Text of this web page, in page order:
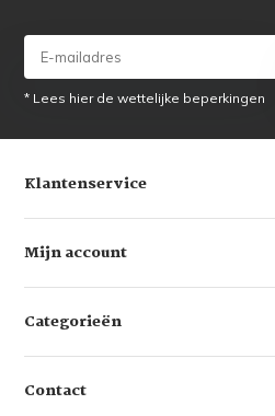
* Lees hier de wettelijke beperkingen
Klantenservice
Mijn account
Categorieën
Contact